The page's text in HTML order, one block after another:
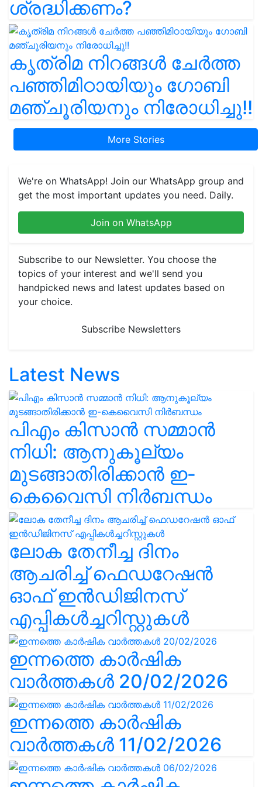
ശ്രദ്ധിക്കണം?
കൃത്രിമ നിറങ്ങൾ ചേർത്ത
പഞ്ഞിമിഠായിയും ഗോബി
മഞ്ചൂരിയനും നിരോധിച്ചു!!
More Stories
We're on WhatsApp! Join our WhatsApp group and
get the most important updates you need. Daily.
Join on WhatsApp
Subscribe to our Newsletter. You choose the
topics of your interest and we'll send you
handpicked news and latest updates based on
your choice.
Subscribe Newsletters
Latest News
പിഎം കിസാൻ സമ്മാൻ
നിധി: ആനുകൂല്യം
മുടങ്ങാതിരിക്കാൻ ഇ-
കെവൈസി നിർബന്ധം
ലോക തേനീച്ച ദിനം
ആചരിച്ച് ഫെഡറേഷൻ
ഓഫ് ഇൻഡിജിനസ്
എപ്പികൾച്ചറിസ്റ്റുകൾ
ഇന്നത്തെ കാർഷിക
വാർത്തകൾ 20/02/2026
ഇന്നത്തെ കാർഷിക
വാർത്തകൾ 11/02/2026